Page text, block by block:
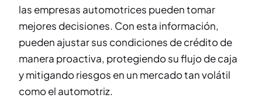
las empresas automotrices pueden tomar
mejores decisiones. Con esta información,
pueden ajustar sus condiciones de crédito de
manera proactiva, protegiendo su flujo de caja
y mitigando riesgos en un mercado tan volátil
como el automotriz.